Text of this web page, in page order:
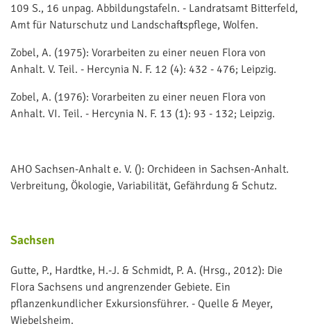
109 S., 16 unpag. Abbildungstafeln. - Landratsamt Bitterfeld,
Amt für Naturschutz und Landschaftspflege, Wolfen.
Zobel, A. (1975): Vorarbeiten zu einer neuen Flora von
Anhalt. V. Teil. - Hercynia N. F. 12 (4): 432 - 476; Leipzig.
Zobel, A. (1976): Vorarbeiten zu einer neuen Flora von
Anhalt. VI. Teil. - Hercynia N. F. 13 (1): 93 - 132; Leipzig.
AHO Sachsen-Anhalt e. V. (): Orchideen in Sachsen-Anhalt.
Verbreitung, Ökologie, Variabilität, Gefährdung & Schutz.
Sachsen
Gutte, P., Hardtke, H.-J. & Schmidt, P. A. (Hrsg., 2012): Die
Flora Sachsens und angrenzender Gebiete. Ein
pflanzenkundlicher Exkursionsführer. - Quelle & Meyer,
Wiebelsheim.